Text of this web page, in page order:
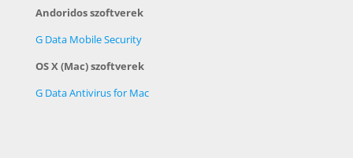
Andoridos szoftverek
G Data Mobile Security
OS X (Mac) szoftverek
G Data Antivirus for Mac